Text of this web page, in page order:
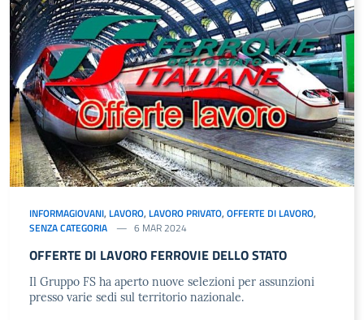
INFORMAGIOVANI, LAVORO, LAVORO PRIVATO, OFFERTE DI LAVORO,
SENZA CATEGORIA
6 MAR 2024
OFFERTE DI LAVORO FERROVIE DELLO STATO
Il Gruppo FS ha aperto nuove selezioni per assunzioni
presso varie sedi sul territorio nazionale.